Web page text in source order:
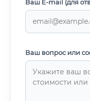
Ваш E-mail (для
Ваш вопрос или